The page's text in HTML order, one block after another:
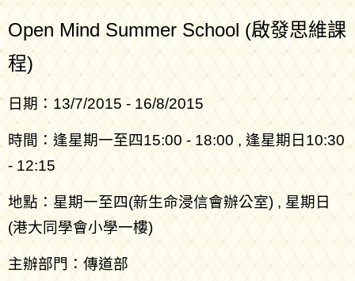
Open Mind Summer School (啟發思維課
程)
日期：13/7/2015 - 16/8/2015
時間：逢星期一至四15:00 - 18:00 , 逢星期日10:30
- 12:15
地點：星期一至四(新生命浸信會辦公室) , 星期日
(港大同學會小學一樓)
主辦部門：傳道部